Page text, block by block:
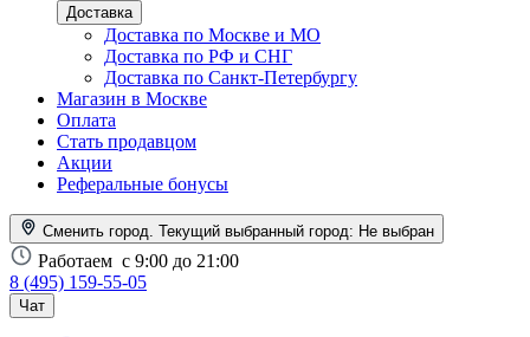
Доставка
Доставка по Москве и МО
Доставка по РФ и СНГ
Доставка по Санкт-Петербургу
Магазин в Москве
Оплата
Стать продавцом
Акции
Реферальные бонусы
Сменить город. Текущий выбранный город: Не выбран
Работаем с 9:00 до 21:00
8 (495) 159-55-05
Чат